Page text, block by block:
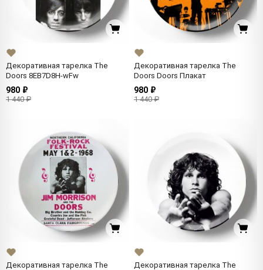
Декоративная тарелка The
Doors 8EB7D8H-wFw
980 ₽
1 440 ₽
Декоративная тарелка The
Doors Doors Плакат
980 ₽
1 440 ₽
Декоративная тарелка The
Декоративная тарелка The